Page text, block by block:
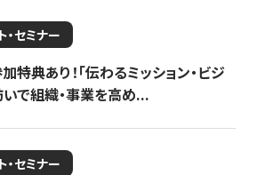
・セミナー
加特典あり！「伝わるミッション・ビジ
で組織・事業を高め...
・セミナー